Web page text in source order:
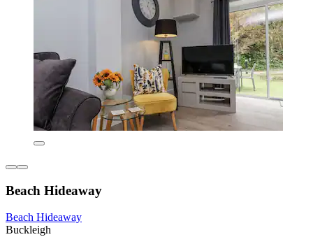
Beach Hideaway
Beach Hideaway
Buckleigh